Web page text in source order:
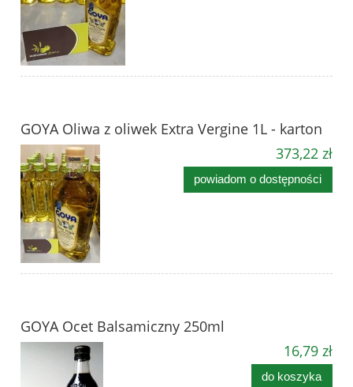
GOYA Oliwa z oliwek Extra Vergine 1L - karton
373,22 zł
powiadom o dostępności
GOYA Ocet Balsamiczny 250ml
16,79 zł
do koszyka